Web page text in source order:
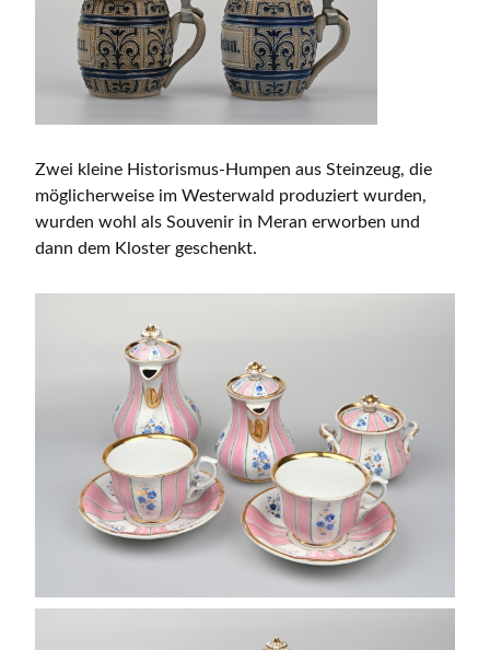
Zwei kleine Historismus-Humpen aus Steinzeug, die
möglicherweise im Westerwald produziert wurden,
wurden wohl als Souvenir in Meran erworben und
dann dem Kloster geschenkt.